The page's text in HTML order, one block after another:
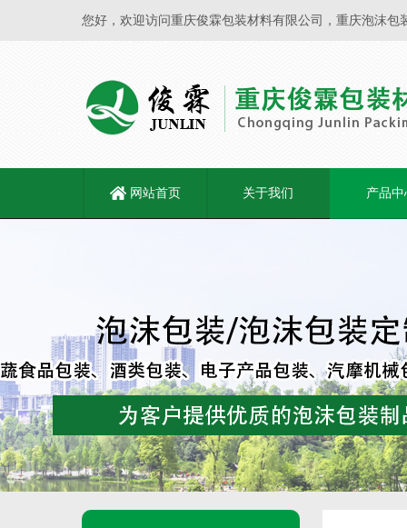
您好，欢迎访问重庆俊霖包装材料有限公司，重庆泡沫包
网站首页 关于我们 产品中